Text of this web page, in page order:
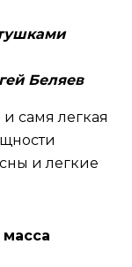
Беляев
самя легкая
и легкие